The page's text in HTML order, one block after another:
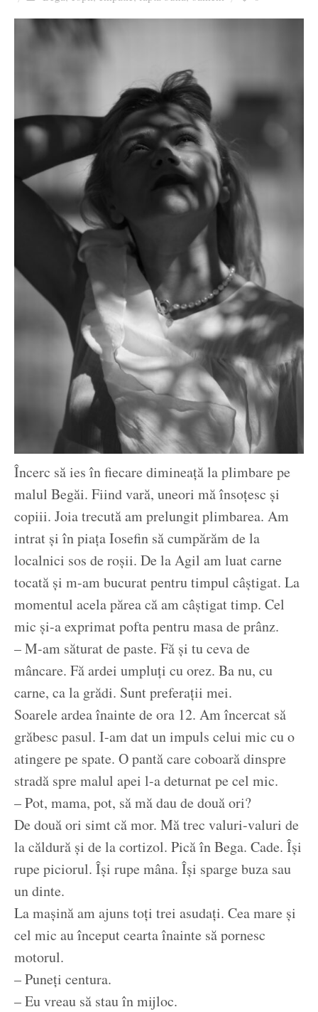
Ziua culorii
Încerc să ies în fiecare dimineață la plimbare pe
malul Begăi. Fiind vară, uneori mă însoțesc și
copiii. Joia trecută am prelungit plimbarea. Am
intrat și în piața Iosefin să cumpărăm de la
localnici sos de roșii. De la Agil am luat carne
tocată și m-am bucurat pentru timpul câștigat. La
momentul acela părea că am câștigat timp. Cel
mic și-a exprimat pofta pentru masa de prânz.
– M-am săturat de paste. Fă și tu ceva de
mâncare. Fă ardei umpluți cu orez. Ba nu, cu
carne, ca la grădi. Sunt preferații mei.
Soarele ardea înainte de ora 12. Am încercat să
grăbesc pasul. I-am dat un impuls celui mic cu o
atingere pe spate. O pantă care coboară dinspre
stradă spre malul apei l-a deturnat pe cel mic.
– Pot, mama, pot, să mă dau de două ori?
De două ori simt că mor. Mă trec valuri-valuri de
la căldură și de la cortizol. Pică în Bega. Cade. Își
rupe piciorul. Își rupe mâna. Își sparge buza sau
un dinte.
La mașină am ajuns toți trei asudați. Cea mare și
cel mic au început cearta înainte să pornesc
motorul.
– Puneți centura.
– Eu vreau să stau în mijloc.